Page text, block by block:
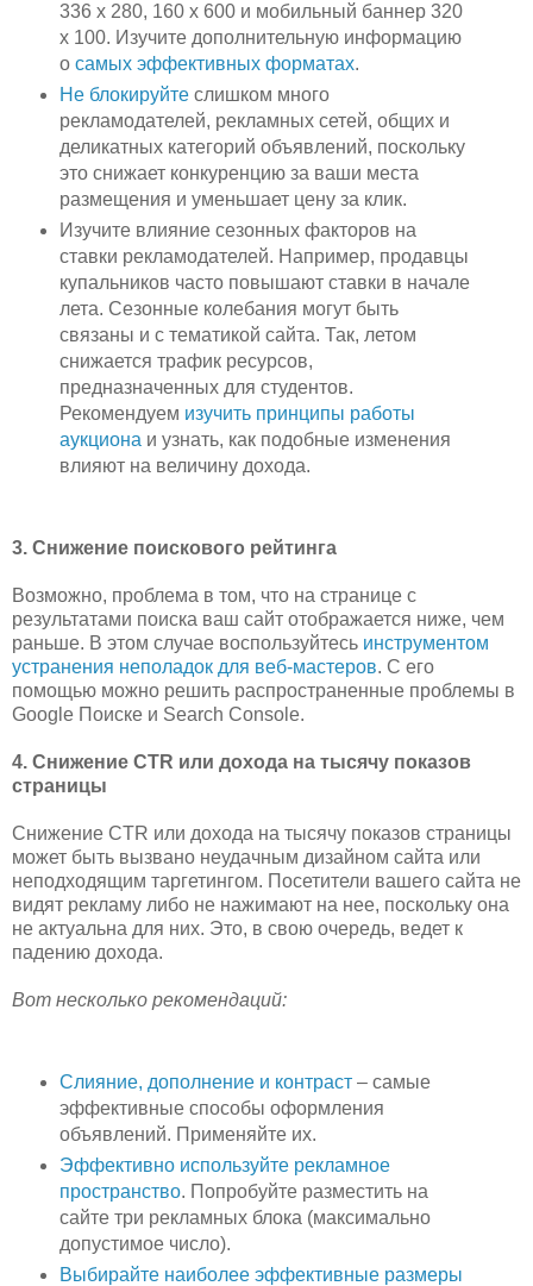
336 x 280, 160 x 600 и мобильный баннер 320
x 100. Изучите дополнительную информацию
о самых эффективных форматах.
Не блокируйтеслишком много
рекламодателей, рекламных сетей, общих и
деликатных категорий объявлений, поскольку
это снижает конкуренцию за ваши места
размещения и уменьшает цену за клик.
Изучите влияние сезонных факторов на
ставки рекламодателей. Например, продавцы
купальников часто повышают ставки в начале
лета. Сезонные колебания могут быть
связаны и с тематикой сайта. Так, летом
снижается трафик ресурсов,
предназначенных для студентов.
Рекомендуем изучить принципы работы
аукциона и узнать, как подобные изменения
влияют на величину дохода.
3. Снижение поискового рейтинга
Возможно, проблема в том, что на странице с
результатами поиска ваш сайт отображается ниже, чем
раньше. В этом случае воспользуйтесь инструментом
устранения неполадок для веб-мастеров. С его
помощью можно решить распространенные проблемы в
Google Поиске и Search Console.
4. Снижение CTR или дохода на тысячу показов
страницы
Снижение CTR или дохода на тысячу показов страницы
может быть вызвано неудачным дизайном сайта или
неподходящим таргетингом. Посетители вашего сайта не
видят рекламу либо не нажимают на нее, поскольку она
не актуальна для них. Это, в свою очередь, ведет к
падению дохода.
Вот несколько рекомендаций:
Слияние, дополнение и контраст– самые
эффективные способы оформления
объявлений. Применяйте их.
Эффективно используйте рекламное
пространство. Попробуйте разместить на
сайте три рекламных блока (максимально
допустимое число).
Выбирайте наиболее эффективные размеры